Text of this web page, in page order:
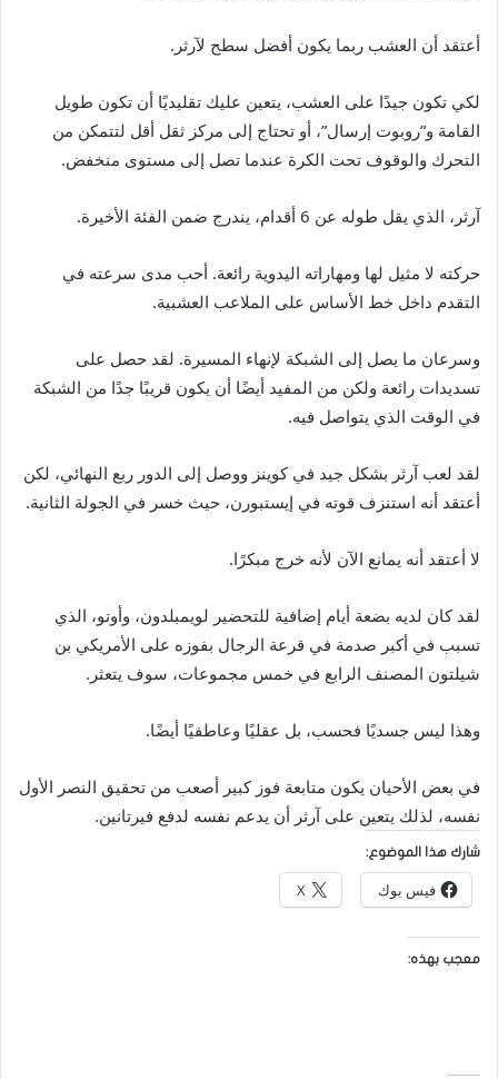
أعتقد أن العشب ربما يكون أفضل سطح لآرثر.
لكي تكون جيدًا على العشب، يتعين عليك تقليديًا أن تكون طويل
القامة و”روبوت إرسال”، أو تحتاج إلى مركز ثقل أقل لتتمكن من
التحرك والوقوف تحت الكرة عندما تصل إلى مستوى منخفض.
آرثر، الذي يقل طوله عن 6 أقدام، يندرج ضمن الفئة الأخيرة.
حركته لا مثيل لها ومهاراته اليدوية رائعة. أحب مدى سرعته في
التقدم داخل خط الأساس على الملاعب العشبية.
وسرعان ما يصل إلى الشبكة لإنهاء المسيرة. لقد حصل على
تسديدات رائعة ولكن من المفيد أيضًا أن يكون قريبًا جدًا من الشبكة
في الوقت الذي يتواصل فيه.
لقد لعب آرثر بشكل جيد في كوينز ووصل إلى الدور ربع النهائي، لكن
أعتقد أنه استنزف قوته في إيستبورن، حيث خسر في الجولة الثانية.
لا أعتقد أنه يمانع الآن لأنه خرج مبكرًا.
لقد كان لديه بضعة أيام إضافية للتحضير لويمبلدون، وأوتو، الذي
تسبب في أكبر صدمة في قرعة الرجال بفوزه على الأمريكي بن ​​
شيلتون المصنف الرابع في خمس مجموعات، سوف يتعثر.
وهذا ليس جسديًا فحسب، بل عقليًا وعاطفيًا أيضًا.
في بعض الأحيان يكون متابعة فوز كبير أصعب من تحقيق النصر الأول
نفسه، لذلك يتعين على آرثر أن يدعم نفسه لدفع فيرتانين.
شارك هذا الموضوع:
فيس بوك X
معجب بهذه: